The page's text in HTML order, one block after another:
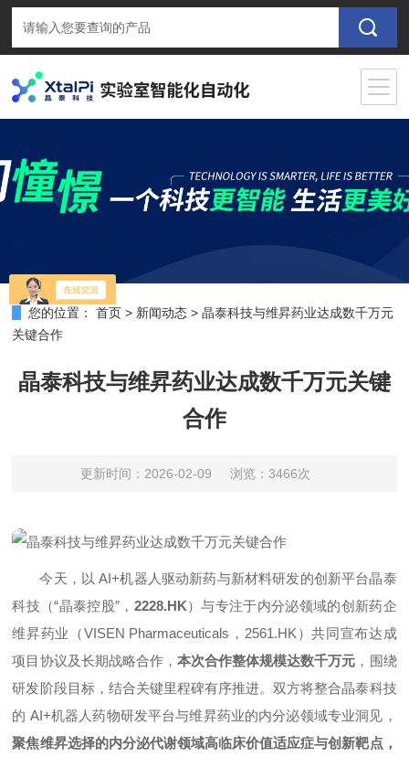
您的位置： 首页 > 新闻动态 >晶泰科技与维昇药业达成数千万元
关键合作
晶泰科技与维昇药业达成数千万元关键
合作
更新时间：2026-02-09 浏览：3466次
今天，以 AI+机器人驱动新药与新材料研发的创新平台晶泰
科技（“晶泰控股”， 2228.HK）与专注于内分泌领域的创新药企
维昇药业（VISEN Pharmaceuticals，2561.HK）共同宣布达成
项目协议及长期战略合作， 本次合作整体规模达数千万元 ，围绕
研发阶段目标，结合关键里程碑有序推进。双方将整合晶泰科技
的 AI+机器人药物研发平台与维昇药业的内分泌领域专业洞见，
聚焦维昇选择的内分泌代谢领域高临床价值适应症与创新靶点，